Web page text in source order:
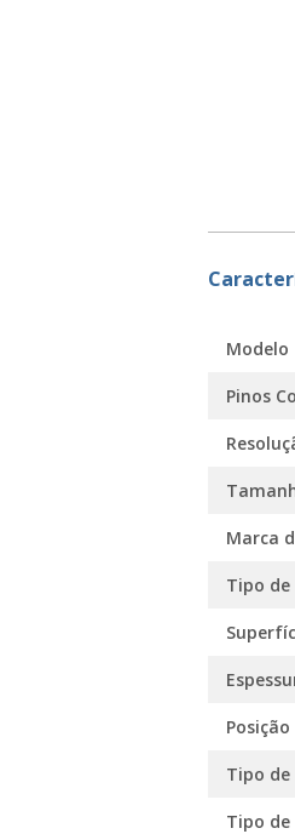
Modelo
Pinos
Marca
Tipo
Tipo
Tipo